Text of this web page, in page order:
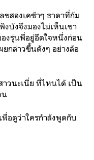
ขสองเคช้าๆ ธาดาที่ก้ม
บังจึงมองไม่เห็นเขา
งรุ่นพี่อยู่อึดใจหนึ่งก่อน
ยกล่าวขึ้นดังๆ อย่างล้อ
วนะเนี่ย ที่ไหนได้ เป็น
น
อดูว่าใครกำลังพูดกับ